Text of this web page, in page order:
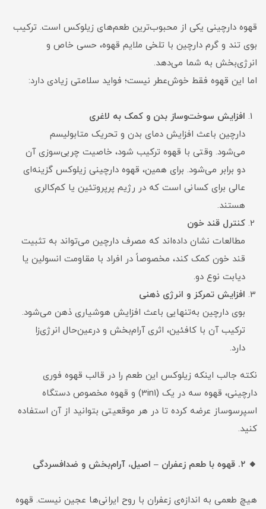
قهوه دارچینی یکی از محبوب‌ترین طعم‌های زیلوکس است. ترکیب
بوی تند و گرم دارچین با تلخی ملایم قهوه، حسی خاص و
انرژی‌بخش به شما می‌دهد.
اما این قهوه فقط خوش‌عطر نیست؛ فواید سلامتی زیادی دارد:
افزایش سوخت‌وساز بدن و کمک به لاغری
دارچین باعث افزایش دمای بدن و تحریک متابولیسم
می‌شود. وقتی با قهوه ترکیب شود، خاصیت چربی‌سوزی آن
دو برابر می‌شود. برای همین، قهوه دارچینی زیلوکس گزینه‌ای
عالی برای کسانی است که در رژیم پرپروتئین یا کم‌کالری
هستند.
کنترل قند خون
مطالعات نشان داده‌اند که مصرف دارچین می‌تواند به تثبیت
قند خون کمک کند، مخصوصاً در افراد با مقاومت انسولین یا
دیابت نوع دو.
افزایش تمرکز و انرژی ذهنی
بوی دارچین به‌تنهایی باعث افزایش هوشیاری ذهن می‌شود.
ترکیب آن با کافئین، اثری آرام‌بخش و درعین‌حال انرژی‌زا
دارد.
نکته جالب اینکه زیلوکس این طعم را در قالب قهوه فوری
دارچینی، قهوه سه در یک (3in1) و قهوه مخصوص دستگاه
اسپرسوساز عرضه کرده تا در هر موقعیتی بتوانید از آن استفاده
کنید.
🔸 ۲. قهوه با طعم زعفران – اصیل، آرام‌بخش و ضدافسردگی
هیچ طعمی به اندازه‌ی زعفران با روح ایرانی‌ها عجین نیست. قهوه